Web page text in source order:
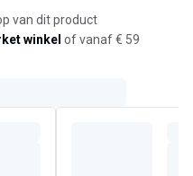
bescherming.
onder pediatrisch
baby’s en kinderen vanaf
van dit product
winkel of vanaf € 59